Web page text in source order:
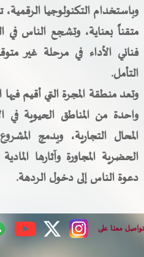
وباستخدام التكنولوجيا
متقناً بعناية، وتشجع الناس
فناني الأداء في مرحلة غير
التأمل.
وتعد منطقة المجرة التي أقيم فيها
واحدة من المناطق الحيوية في
المحال التجارية، ويدمج
الحضرية المجاورة وآثارها
دعوة الناس إلى دخول الردهة.
معنا على